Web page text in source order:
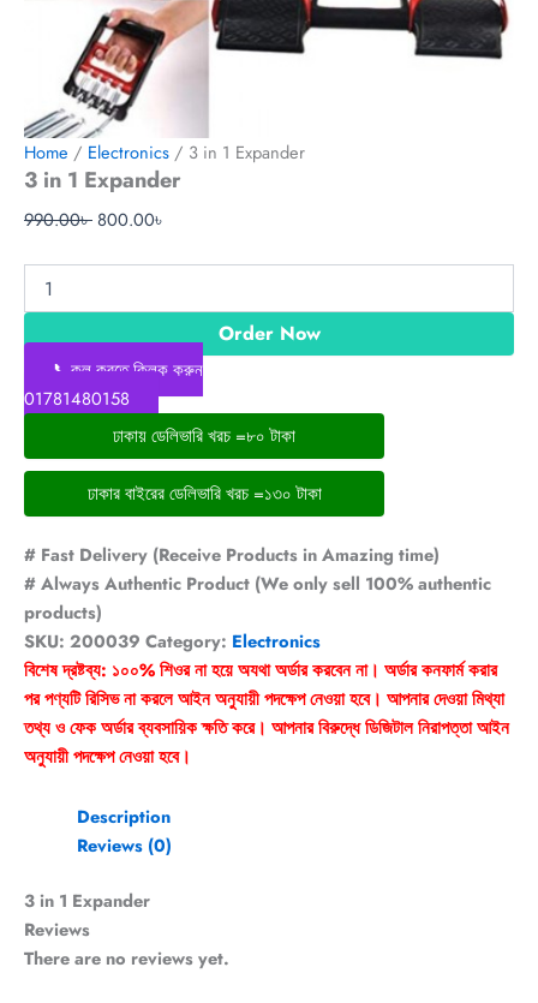
Home / Electronics / 3 in 1 Expander
3 in 1 Expander
990.00৳800.00৳
Order Now
📞কল করতে ক্লিক করুন
01781480158
ঢাকায় ডেলিভারি খরচ =৮০ টাকা
ঢাকার বাইরের ডেলিভারি খরচ =১৩০ টাকা
# Fast Delivery (Receive Products in Amazing time)
# Always Authentic Product (We only sell 100% authentic
products)
SKU: 200039 Category: Electronics
বিশেষ দ্রষ্টব্য: ১০০% শিওর না হয়ে অযথা অর্ডার করবেন না। অর্ডার কনফার্ম করার
পর পণ্যটি রিসিভ না করলে আইন অনুযায়ী পদক্ষেপ নেওয়া হবে। আপনার দেওয়া মিথ্যা
তথ্য ও ফেক অর্ডার ব্যবসায়িক ক্ষতি করে। আপনার বিরুদ্ধে ডিজিটাল নিরাপত্তা আইন
অনুযায়ী পদক্ষেপ নেওয়া হবে।
Description
Reviews (0)
3 in 1 Expander
Reviews
There are no reviews yet.